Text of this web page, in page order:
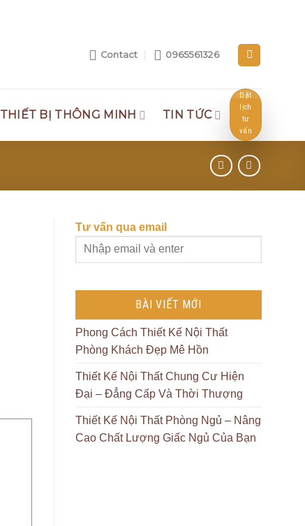
Contact 0965561326
THIẾT BỊ THÔNG MINH TIN TỨC
Đặt
lịch
tư
vấn
Tư vấn qua email
BÀI VIẾT MỚI
Phong Cách Thiết Kế Nội Thất
Phòng Khách Đẹp Mê Hồn
Thiết Kế Nội Thất Chung Cư Hiện
Đại – Đẳng Cấp Và Thời Thượng
Thiết Kế Nội Thất Phòng Ngủ – Nâng
Cao Chất Lượng Giấc Ngủ Của Bạn